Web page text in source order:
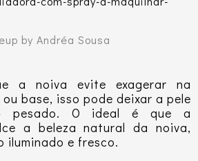
by Andréa Sousa
a noiva evite exagerar na
base, isso pode deixar a pele
pesado. O ideal é que a
a beleza natural da noiva,
iluminado e fresco.